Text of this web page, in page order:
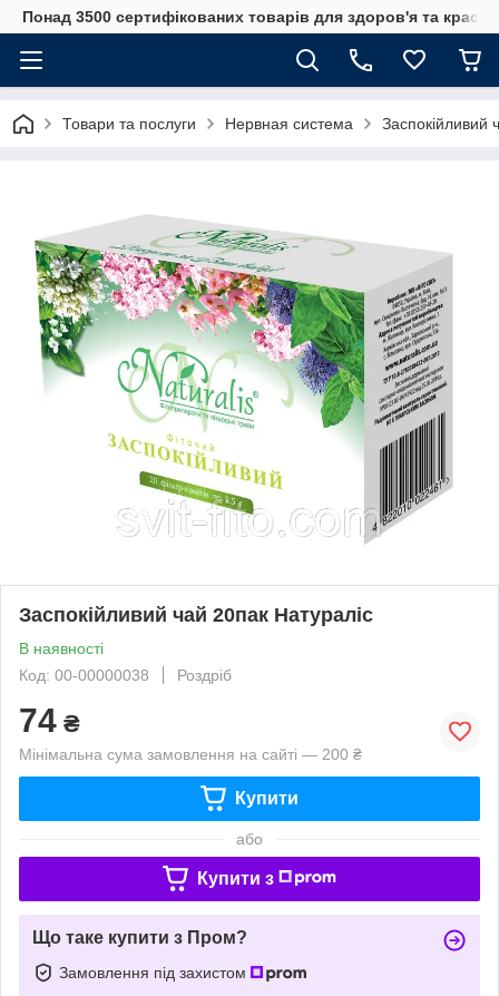
Понад 3500 сертифікованих товарів для здоров'я та краси
Товари та послуги Нервная система Заспокійливий
Заспокійливий чай 20пак Натураліс
В наявності
Код: 00-00000038
Роздріб
74 ₴
Мінімальна сума замовлення на сайті — 200 ₴
Купити
або
Купити з
Що таке купити з Пром?
Замовлення під захистом